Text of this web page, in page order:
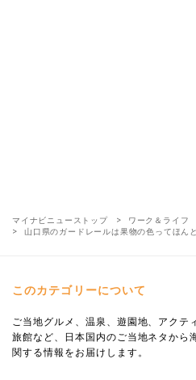
マイナビニューストップ ワーク＆ライフ
山口県のガードレールは果物の色ってほん
このカテゴリーについて
ご当地グルメ、温泉、遊園地、アクテ
旅館など、日本国内のご当地ネタから
関する情報をお届けします。